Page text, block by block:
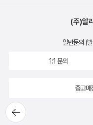
뒤로가
기
(주)알
일반문의 (
1:1 문의
중고매